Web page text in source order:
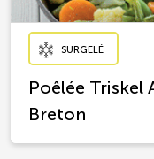
SURGELÉ
Poêlée Triskel
Breton